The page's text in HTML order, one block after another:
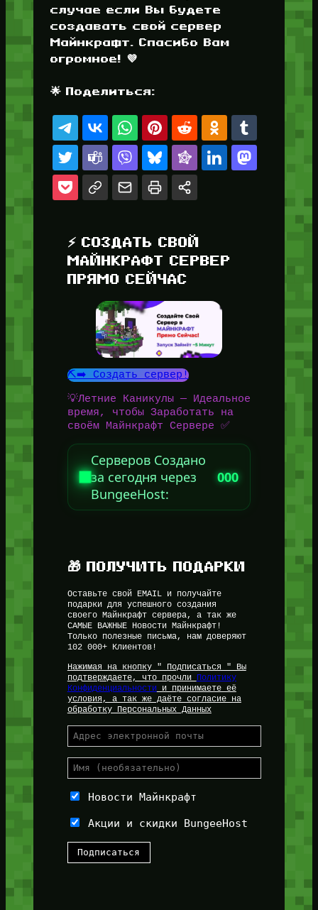
случае если Вы будете
создавать свой сервер
Майнкрафт. Спасибо Вам
огромное! 💜
🌟 Поделиться:
⚡ СОЗДАТЬ СВОЙ
МАЙНКРАФТ СЕРВЕР
ПРЯМО СЕЙЧАС
⛏️➡️ Создать сервер!
💡Летние Каникулы — Идеальное
время, чтобы Заработать на
своём Майнкрафт Сервере ✅
Серверов Создано
за сегодня через
BungeeHost:
000
🎁 ПОЛУЧИТЬ ПОДАРКИ
Оставьте свой EMAIL и получайте
подарки для успешного создания
своего Майнкрафт сервера, а так же
САМЫЕ ВАЖНЫЕ Новости Майнкрафт!
Только полезные письма, нам доверяют
102 000+ Клиентов!
Нажимая на кнопку " Подписаться " Вы
подтверждаете, что прочли Политику
Конфиденциальностии принимаете её
условия, а так же даёте согласие на
обработку Персональных Данных
Новости Майнкрафт
Акции и скидки BungeeHost